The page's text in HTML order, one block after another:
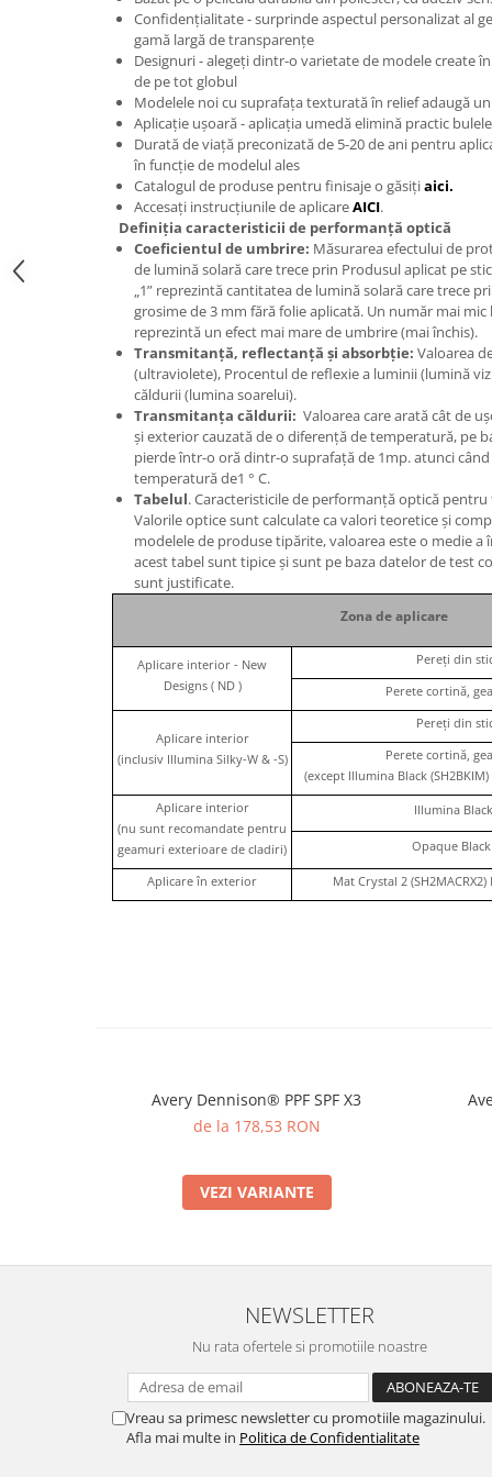
Print format mare
Benzi adezive
Benzi antiderapante
Folie termo transfer
Benzi și covoare anti-alunecare
Confidențialitate - surprinde aspectul personalizat al
gamă largă de transparențe
Designuri - alegeți dintr-o varietate de modele create
de pe tot globul
Modelele noi cu suprafața texturată în relief adaugă
Aplicație ușoară - aplicația umedă elimină practic
Durată de viață preconizată de 5-20 de ani pentru
în funcție de modelul ales
Catalogul de produse pentru finisaje o găsițiaici.
Accesați instrucțiunile de aplicareAICI.
Definiția caracteristicii de performanță optică
Coeficientul de umbrire: Măsurarea efectului de
de lumină solară care trece prin Produsul aplicat pe
„1” reprezintă cantitatea de lumină solară care trece
grosime de 3 mm fără folie aplicată. Un număr mai
reprezintă un efect mai mare de umbrire (mai închis).
Transmitanță, reflectanță și absorbție: Valoarea
(ultraviolete), Procentul de reflexie a luminii (lumină
căldurii (lumina soarelui).
Transmitanța căldurii: Valoarea care arată cât de
și exterior cauzată de o diferență de temperatură, pe
pierde într-o oră dintr-o suprafață de 1mp. atunci
temperatură de1 ° C.
Tabelul. Caracteristicile de performanță optică
Valorile optice sunt calculate ca valori teoretice și
modelele de produse tipărite, valoarea este o medie a
acest tabel sunt tipice și sunt pe baza datelor de test
sunt justificate.
Zona de aplicare
Aplicare interior - New
Designs ( ND )
Pereți din
Perete cortină,
Aplicare interior
(inclusiv Illumina Silky-W & -S)
Pereți din
Perete cortină,
(except Illumina Black
Aplicare interior
(nu sunt recomandate pentru
geamuri exterioare de cladiri)
Illumina
Opaque Black
Aplicare în exterior Mat Crystal 2
Avery Dennison® PPF SPF X3
de la 178,53 RON
VEZI VARIANTE
NEWSLETTER
Nu rata ofertele si promotiile noastre
Vreau sa primesc newsletter cu promotiile magazinului.
Afla mai multe in Politica de Confidentialitate